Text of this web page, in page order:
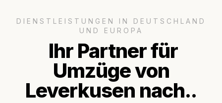
DIENSTLEISTUNGEN IN DEUTSCHLAND
UND EUROPA
Ihr Partner für
Umzüge von
Leverkusen nach..